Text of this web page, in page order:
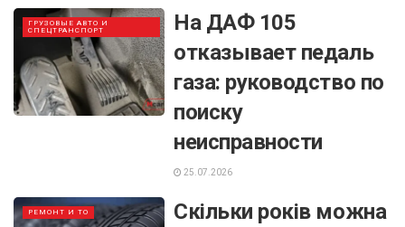
ГРУЗОВЫЕ АВТО И
СПЕЦТРАНСПОРТ
На ДАФ 105
отказывает педаль
газа: руководство по
поиску
неисправности
25.07.2026
РЕМОНТ И ТО
Скільки років можна